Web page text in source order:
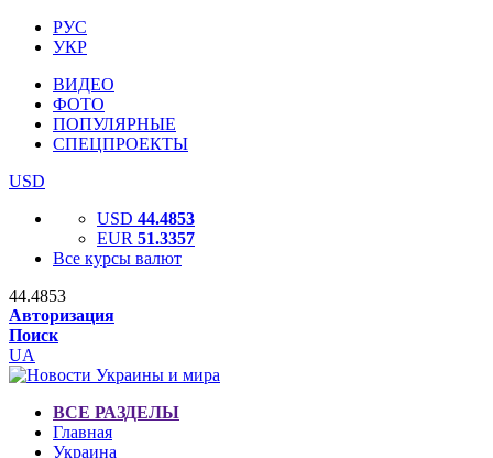
РУС
УКР
ВИДЕО
ФОТО
ПОПУЛЯРНЫЕ
СПЕЦПРОЕКТЫ
USD
USD 44.4853
EUR 51.3357
Все курсы валют
44.4853
Авторизация
Поиск
UA
ВСЕ РАЗДЕЛЫ
Главная
Украина